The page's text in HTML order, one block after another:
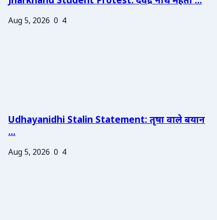
Aug 5, 2026 0 4
Udhayanidhi Stalin Statement: तृषा वाले बयान
...
Aug 5, 2026 0 4